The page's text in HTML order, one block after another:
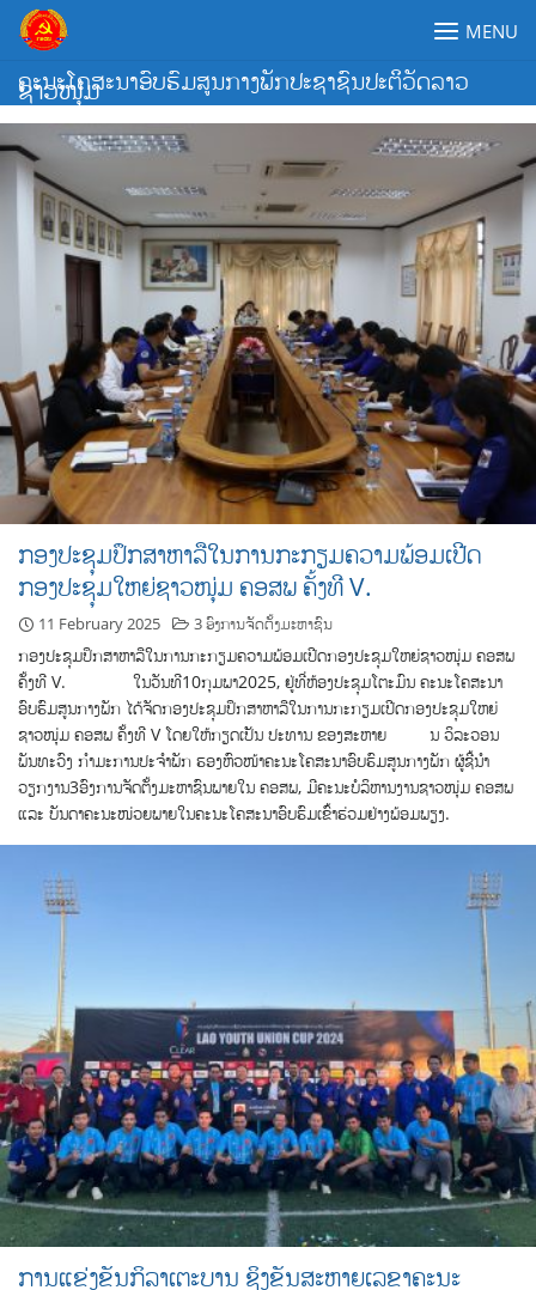
Skip
content
ຄະນະໂຄສະນາອົບຮົມສູນກາງພັກປະຊາຊົນປະຕິວັດລາວ
MENU
ຊາວໜຸ່ມ
ກອງປະຊຸມປຶກສາຫາລືໃນການກະກຽມຄວາມພ້ອມເປີດ
ກອງປະຊຸມໃຫຍ່ຊາວໜຸ່ມ ຄອສພ ຄັ້ງທີ V.
11 February 2025 3 ອົງການຈັດຕັ້ງມະຫາຊົນ
ກອງປະຊຸມປຶກສາຫາລືໃນການກະກຽມຄວາມພ້ອມເປີດກອງປະຊຸມໃຫຍ່ຊາວໜຸ່ມ ຄອສພ
ຄັ້ງທີ V. ໃນວັນທີ10ກຸມພາ2025, ຢູ່ທີ່ຫ້ອງປະຊຸມໂຕະມົນ ຄະນະໂຄສະນາ
ອົບຮົມສູນກາງພັກ ໄດ້ຈັດກອງປະຊຸມປຶກສາຫາລືໃນການກະກຽມເປີດກອງປະຊຸມໃຫຍ່
ຊາວໜຸ່ມ ຄອສພ ຄັ້ງທີ V ໂດຍໃຫ້ກຽດເປັນ ປະທານ ຂອງສະຫາຍ ນ ວິລະວອນ
ພັນທະວົງ ກຳມະການປະຈຳພັກ ຮອງຫົວໜ້າຄະນະໂຄສະນາອົບຮົມສູນກາງພັກ ຜູ້ຊີ້ນຳ
ວຽກງານ3ອົງການຈັດຕັ້ງມະຫາຊົນພາຍໃນ ຄອສພ, ມີຄະນະບໍລິຫານງານຊາວໜຸ່ມ ຄອສພ
ແລະ ບັນດາຄະນະໜ່ວຍພາຍໃນຄະນະໂຄສະນາອົບຮົມເຂົ້າຮ່ວມຢ່າງພ້ອມພຽງ.
ການແຂ່ງຂັນກິລາເຕະບານ ຊິງຂັນສະຫາຍເລຂາຄະນະ